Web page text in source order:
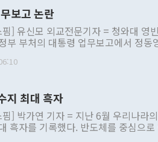
보고 논란
] 유신모 외교전문기자 = 청와대 영
부 부처의 대통령 업무보고에서 정동
정부 내 조율을 거치지 않은 사안을 정
에 근거한 비현실적 구상'이라는 비판
책 관련 발언이 물의를 빚은 적은 여
이 공개적으로 부정적 입장을 표명한
대북 접근법과 월권을 제어해야 한다
지 최대 흑자
] 박가연 기자 = 지난 6월 우리나라
흑자를 기록했다. 반도체를 중심으